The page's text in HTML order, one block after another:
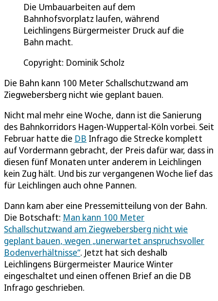
Die Umbauarbeiten auf dem
Bahnhofsvorplatz laufen, während
Leichlingens Bürgermeister Druck auf die
Bahn macht.
Copyright: Dominik Scholz
Die Bahn kann 100 Meter Schallschutzwand am
Ziegwebersberg nicht wie geplant bauen.
Nicht mal mehr eine Woche, dann ist die Sanierung
des Bahnkorridors Hagen-Wuppertal-Köln vorbei. Seit
Februar hatte die DB Infrago die Strecke komplett
auf Vordermann gebracht, der Preis dafür war, dass in
diesen fünf Monaten unter anderem in Leichlingen
kein Zug hält. Und bis zur vergangenen Woche lief das
für Leichlingen auch ohne Pannen.
Dann kam aber eine Pressemitteilung von der Bahn.
Die Botschaft: Man kann 100 Meter
Schallschutzwand am Ziegwebersberg nicht wie
geplant bauen, wegen „unerwartet anspruchsvoller
Bodenverhältnisse“. Jetzt hat sich deshalb
Leichlingens Bürgermeister Maurice Winter
eingeschaltet und einen offenen Brief an die DB
Infrago geschrieben.